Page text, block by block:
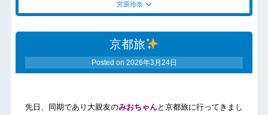
宮原玲奈
京都旅
Posted on 2026年3月24日
先日、同期であり大親友のみおちゃんと京都旅に行ってきまし